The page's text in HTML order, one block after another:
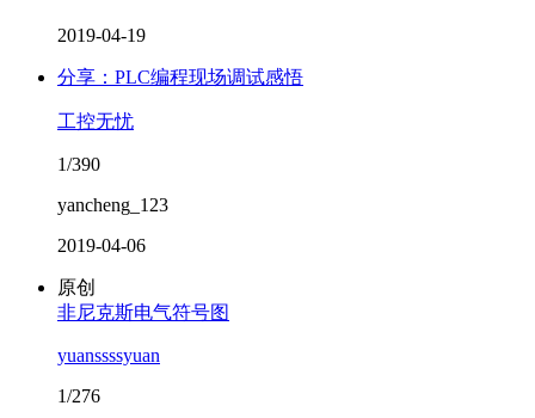
2019-04-19
分享：PLC编程现场调试感悟
工控无忧
1/390
yancheng_123
2019-04-06
原创
非尼克斯电气符号图
yuanssssyuan
1/276